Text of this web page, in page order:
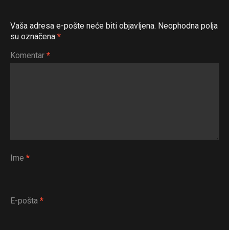
Vaša adresa e-pošte neće biti objavljena. Neophodna polja
su označena *
Komentar *
Ime *
E-pošta *